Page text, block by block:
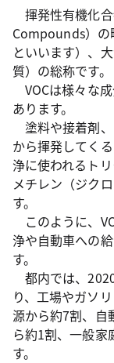
揮発性有機化
Compounds）の
といいます）、
質）の総称です。
VOCは様々な
あります。
塗料や接着剤
から揮発してく
浄に使われるト
メチレン（ジク
す。
このように、
浄や自動車への
す。
都内では、
り、工場やガソ
源から約7割、自
ら約1割、一般家
す。